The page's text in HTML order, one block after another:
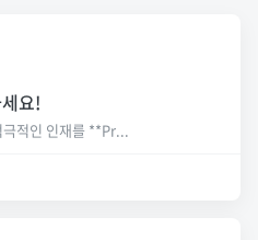
요!
극적인 인재를 **Pr...